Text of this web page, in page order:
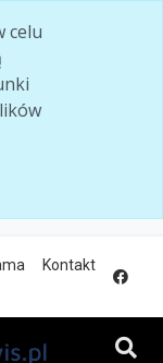
celu
Kontakt